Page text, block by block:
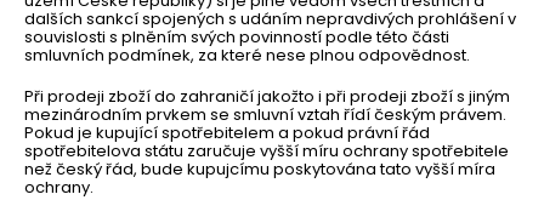
dalších sankcí spojených s udáním nepravdivých prohlášení v
souvislosti s plněním svých povinností podle této části
smluvních podmínek, za které nese plnou odpovědnost.
Při prodeji zboží do zahraničí jakožto i při prodeji zboží s jiným
mezinárodním prvkem se smluvní vztah řídí českým právem.
Pokud je kupující spotřebitelem a pokud právní řád
spotřebitelova státu zaručuje vyšší míru ochrany spotřebitele
než český řád, bude kupujcímu poskytována tato vyšší míra
ochrany.